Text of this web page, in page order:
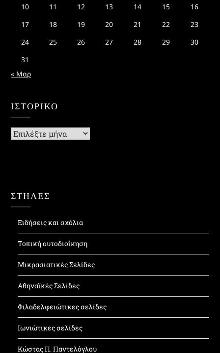
10
11 12 13 14 15
16
17
18 19 20 21 22
23
24
25 26 27 28 29
30
31
« Μαρ
ΙΣΤΟΡΙΚΌ
Ιστορικό
ΣΤΗΛΕΣ
Ειδήσεις και σχόλια
Τοπική αυτοδιοίκηση
Μικρασιατικές Σελίδες
Αθηναϊκές Σελίδες
Φιλαδελφειώτικες σελίδες
Ιωνιώτικες σελίδες
Κώστας Π. Παντελόγλου